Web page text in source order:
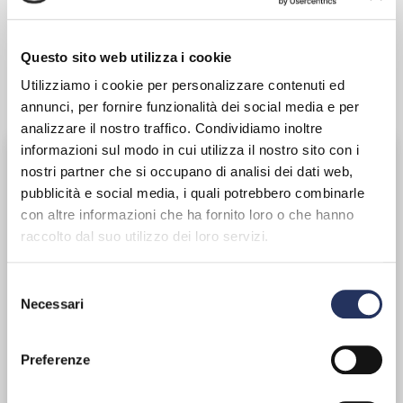
Questo sito web utilizza i cookie
Utilizziamo i cookie per personalizzare contenuti ed
annunci, per fornire funzionalità dei social media e per
analizzare il nostro traffico. Condividiamo inoltre
informazioni sul modo in cui utilizza il nostro sito con i
nostri partner che si occupano di analisi dei dati web,
pubblicità e social media, i quali potrebbero combinarle
con altre informazioni che ha fornito loro o che hanno
raccolto dal suo utilizzo dei loro servizi.
delNecessari
Preferenze
registrarsi
Registrati
Assogastecnici organizza per tutto il Personale
Qualificato delle sue Imprese Associate, la terza
edizione del corso accreditato ECM "Aspetti
regolatori e GMP", con l'obiettivo di fornire una
formazione regolatoria e GMP sui gas medicinali.
martedì 22 settembre 2026 , ore 8:45 - 13:00
martedì 29 settembre 2026, ore 8:45 - 13:00
martedì 20 ottobre 2026, ore 8:45 - 13:00